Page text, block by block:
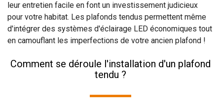
leur entretien facile en font un investissement judicieux
pour votre habitat. Les plafonds tendus permettent même
d'intégrer des systèmes d'éclairage LED économiques tout
en camouflant les imperfections de votre ancien plafond !
Comment se déroule l'installation d'un plafond
tendu ?